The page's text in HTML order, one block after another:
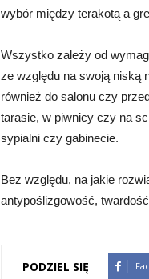
wybór między terakotą a
Wszystko zależy od
ze względu na swoją niską
również do salonu czy
tarasie, w piwnicy czy na
sypialni czy gabinecie.
Bez względu, na jakie
antypoślizgowość,
PODZIEL SIĘ